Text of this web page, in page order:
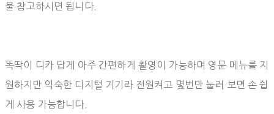
물 참고하시면 됩니다.
똑딱이 디카 답게 아주 간편하게 촬영이 가능하며 영문 메뉴를 지
원하지만 익숙한 디지털 기기라 전원켜고 몇번만 눌러 보면 손 쉽
게 사용 가능합니다.